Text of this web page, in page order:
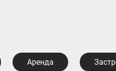
Аренда